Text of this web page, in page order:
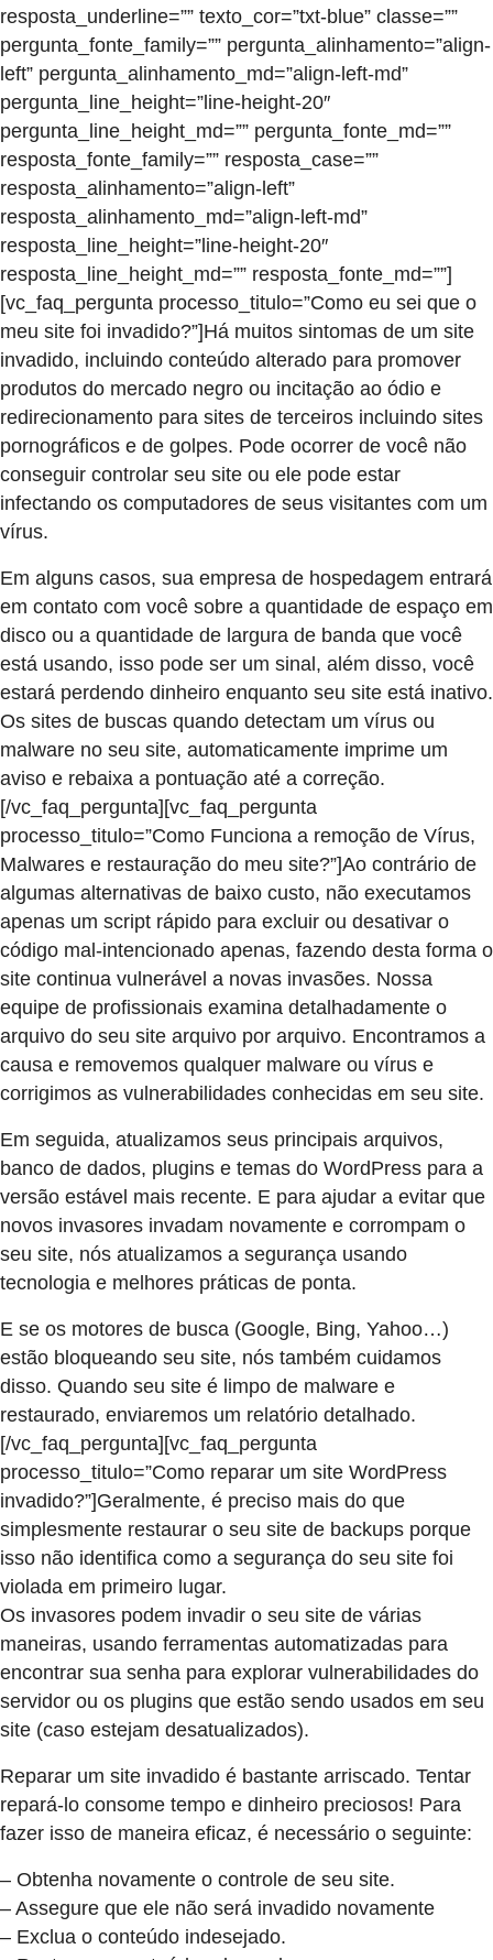
resposta_underline=”” texto_cor=”txt-blue” classe=””
pergunta_fonte_family=”” pergunta_alinhamento=”align-
left” pergunta_alinhamento_md=”align-left-md”
pergunta_line_height=”line-height-20″
pergunta_line_height_md=”” pergunta_fonte_md=””
resposta_fonte_family=”” resposta_case=””
resposta_alinhamento=”align-left”
resposta_alinhamento_md=”align-left-md”
resposta_line_height=”line-height-20″
resposta_line_height_md=”” resposta_fonte_md=””]
[vc_faq_pergunta processo_titulo=”Como eu sei que o
meu site foi invadido?”]Há muitos sintomas de um site
invadido, incluindo conteúdo alterado para promover
produtos do mercado negro ou incitação ao ódio e
redirecionamento para sites de terceiros incluindo sites
pornográficos e de golpes. Pode ocorrer de você não
conseguir controlar seu site ou ele pode estar
infectando os computadores de seus visitantes com um
vírus.
Em alguns casos, sua empresa de hospedagem entrará
em contato com você sobre a quantidade de espaço em
disco ou a quantidade de largura de banda que você
está usando, isso pode ser um sinal, além disso, você
estará perdendo dinheiro enquanto seu site está inativo.
Os sites de buscas quando detectam um vírus ou
malware no seu site, automaticamente imprime um
aviso e rebaixa a pontuação até a correção.
[/vc_faq_pergunta][vc_faq_pergunta
processo_titulo=”Como Funciona a remoção de Vírus,
Malwares e restauração do meu site?”]Ao contrário de
algumas alternativas de baixo custo, não executamos
apenas um script rápido para excluir ou desativar o
código mal-intencionado apenas, fazendo desta forma o
site continua vulnerável a novas invasões. Nossa
equipe de profissionais examina detalhadamente o
arquivo do seu site arquivo por arquivo. Encontramos a
causa e removemos qualquer malware ou vírus e
corrigimos as vulnerabilidades conhecidas em seu site.
Em seguida, atualizamos seus principais arquivos,
banco de dados, plugins e temas do WordPress para a
versão estável mais recente. E para ajudar a evitar que
novos invasores invadam novamente e corrompam o
seu site, nós atualizamos a segurança usando
tecnologia e melhores práticas de ponta.
E se os motores de busca (Google, Bing, Yahoo…)
estão bloqueando seu site, nós também cuidamos
disso. Quando seu site é limpo de malware e
restaurado, enviaremos um relatório detalhado.
[/vc_faq_pergunta][vc_faq_pergunta
processo_titulo=”Como reparar um site WordPress
invadido?”]Geralmente, é preciso mais do que
simplesmente restaurar o seu site de backups porque
isso não identifica como a segurança do seu site foi
violada em primeiro lugar.
Os invasores podem invadir o seu site de várias
maneiras, usando ferramentas automatizadas para
encontrar sua senha para explorar vulnerabilidades do
servidor ou os plugins que estão sendo usados ​​em seu
site (caso estejam desatualizados).
Reparar um site invadido é bastante arriscado. Tentar
repará-lo consome tempo e dinheiro preciosos! Para
fazer isso de maneira eficaz, é necessário o seguinte:
– Obtenha novamente o controle de seu site.
– Assegure que ele não será invadido novamente
– Exclua o conteúdo indesejado.